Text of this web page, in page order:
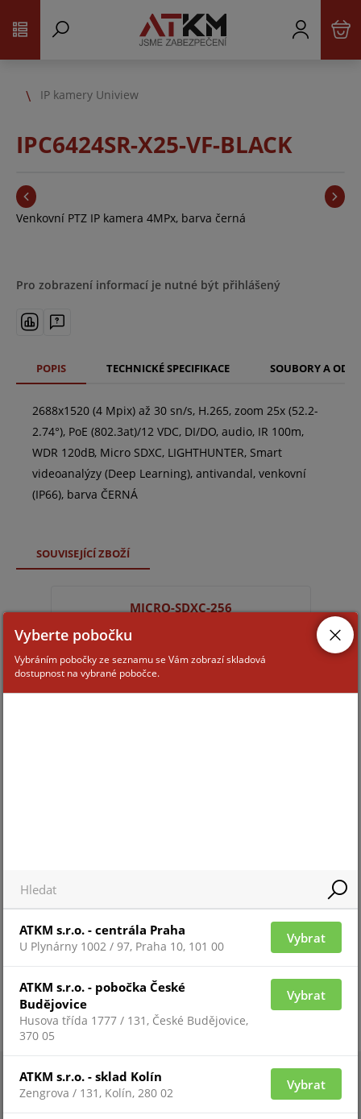
IP kamery Uniview
IPC6424SR-X25-VF-BLACK
Venkovní PTZ IP kamera 4MPx, barva černá
Pro zobrazení informací je nutné být přihlášený
POPIS TECHNICKÉ SPECIFIKACE SOUBORY A
2688x1520 (4 Mpix) až 30 sn/s, H.265, zoom 25x (52.2-
2.74°), PoE (802.3at)/12 VDC, DI/DO, audio, IR 100m,
WDR 120dB, Micro SDXC, LIGHTHUNTER, Smart
videoanalýzy (Deep Learning), antivandal, venkovní
(IP66), barva ČERNÁ
SOUVISEJÍCÍ ZBOŽÍ
MICRO-SDXC-256
Vyberte pobočku
Vybráním pobočky ze seznamu se Vám zobrazí skladová
dostupnost na vybrané pobočce.
ATKM s.r.o. - centrála Praha
U Plynárny 1002 / 97, Praha 10, 101 00
Vybrat
ATKM s.r.o. - pobočka České
Budějovice
Husova třída 1777 / 131, České Budějovice,
370 05
Vybrat
ATKM s.r.o. - sklad Kolín
Zengrova / 131, Kolín, 280 02
Vybrat